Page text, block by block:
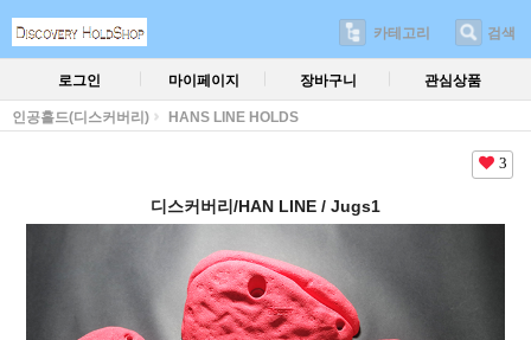
카테고리 검색
로그인 마이페이지 장바구니 관심상품
인공홀드(디스커버리) HANS LINE HOLDS
3
디스커버리/HAN LINE / Jugs1